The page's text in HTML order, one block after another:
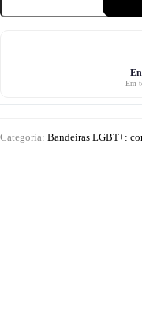
Aromântica
Em
Categoria: Bandeiras LGBT+: